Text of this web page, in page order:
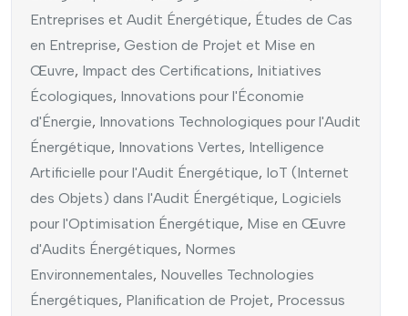
Entreprises et Audit Énergétique, Études de Cas
en Entreprise, Gestion de Projet et Mise en
Œuvre, Impact des Certifications, Initiatives
Écologiques, Innovations pour l'Économie
d'Énergie, Innovations Technologiques pour l'Audit
Énergétique, Innovations Vertes, Intelligence
Artificielle pour l'Audit Énergétique, IoT (Internet
des Objets) dans l'Audit Énergétique, Logiciels
pour l'Optimisation Énergétique, Mise en Œuvre
d'Audits Énergétiques, Normes
Environnementales, Nouvelles Technologies
Énergétiques, Planification de Projet, Processus